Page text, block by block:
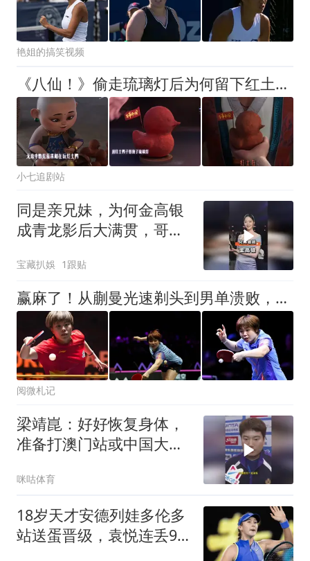
艳姐的搞笑视频
《八仙！》偷走琉璃灯后为何留下红土鸭？导演回复了，不是挑衅杨戬，而是祝福
小七追剧站
同是亲兄妹，为何金高银
成青龙影后大满贯，哥哥
宝藏扒娛 1跟贴
赢麻了！从蒯曼光速剃头到男单溃败，一场残忍的资产清算拉开序幕
阅微札记
梁靖崑：好好恢复身体，
准备打澳门站或中国大满
咪咕体育
18岁天才安德列娃多伦多
站送蛋晋级，袁悦连丢9